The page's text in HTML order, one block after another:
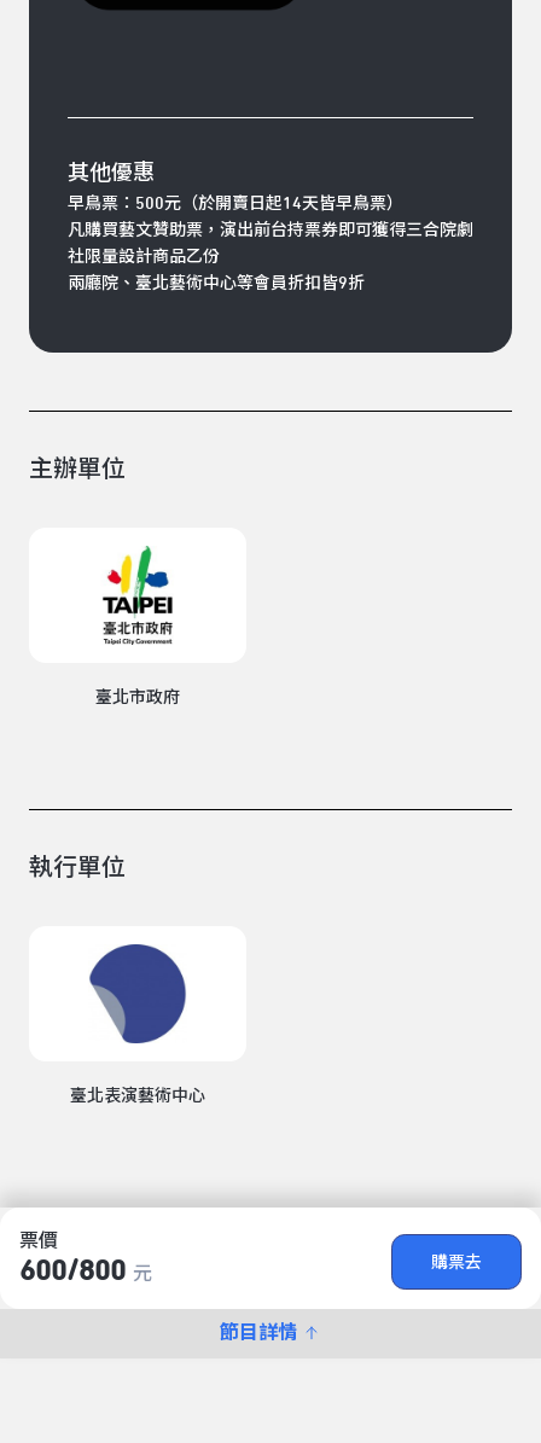
票價
600/​800 元
購票去
節目詳情
其他優惠
早鳥票：500元（於開賣日起14天皆早鳥票）
凡購買藝文贊助票，演出前台持票券即可獲得三合院劇
社限量設計商品乙份
兩廳院、臺北藝術中心等會員折扣皆9折
主辦單位
臺北市政府
執行單位
臺北表演藝術中心